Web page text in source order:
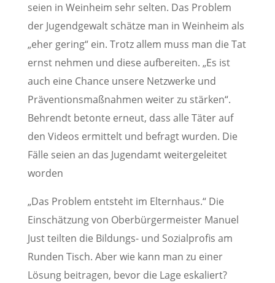
seien in Weinheim sehr selten. Das Problem
der Jugendgewalt schätze man in Weinheim als
„eher gering“ ein. Trotz allem muss man die Tat
ernst nehmen und diese aufbereiten. „Es ist
auch eine Chance unsere Netzwerke und
Präventionsmaßnahmen weiter zu stärken“.
Behrendt betonte erneut, dass alle Täter auf
den Videos ermittelt und befragt wurden. Die
Fälle seien an das Jugendamt weitergeleitet
worden
„Das Problem entsteht im Elternhaus.“ Die
Einschätzung von Oberbürgermeister Manuel
Just teilten die Bildungs- und Sozialprofis am
Runden Tisch. Aber wie kann man zu einer
Lösung beitragen, bevor die Lage eskaliert?